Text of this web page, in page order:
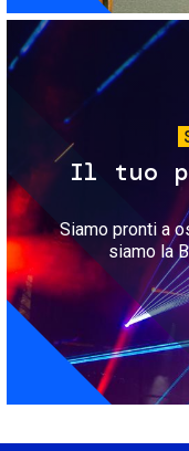
Il tuo
Siamo pronti a
siamo la